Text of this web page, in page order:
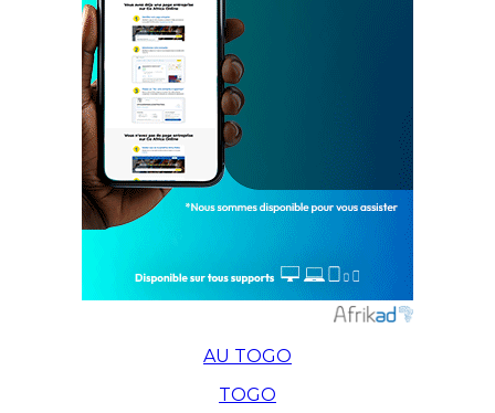
AU TOGO
TOGO